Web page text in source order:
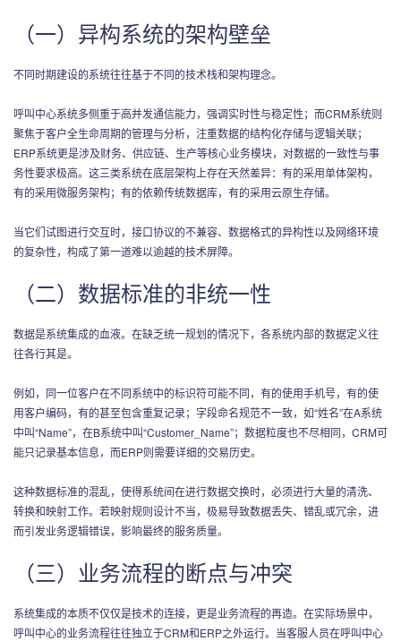
（一）异构系统的架构壁垒
不同时期建设的系统往往基于不同的技术栈和架构理念。
呼叫中心系统多侧重于高并发通信能力，强调实时性与稳定性；而CRM系统则
聚焦于客户全生命周期的管理与分析，注重数据的结构化存储与逻辑关联；
ERP系统更是涉及财务、供应链、生产等核心业务模块，对数据的一致性与事
务性要求极高。这三类系统在底层架构上存在天然差异：有的采用单体架构，
有的采用微服务架构；有的依赖传统数据库，有的采用云原生存储。
当它们试图进行交互时，接口协议的不兼容、数据格式的异构性以及网络环境
的复杂性，构成了第一道难以逾越的技术屏障。
（二）数据标准的非统一性
数据是系统集成的血液。在缺乏统一规划的情况下，各系统内部的数据定义往
往各行其是。
例如，同一位客户在不同系统中的标识符可能不同，有的使用手机号，有的使
用客户编码，有的甚至包含重复记录；字段命名规范不一致，如“姓名”在A系统
中叫“Name”，在B系统中叫“Customer_Name”；数据粒度也不尽相同，CRM可
能只记录基本信息，而ERP则需要详细的交易历史。
这种数据标准的混乱，使得系统间在进行数据交换时，必须进行大量的清洗、
转换和映射工作。若映射规则设计不当，极易导致数据丢失、错乱或冗余，进
而引发业务逻辑错误，影响最终的服务质量。
（三）业务流程的断点与冲突
系统集成的本质不仅仅是技术的连接，更是业务流程的再造。在实际场景中，
呼叫中心的业务流程往往独立于CRM和ERP之外运行。当客服人员在呼叫中心